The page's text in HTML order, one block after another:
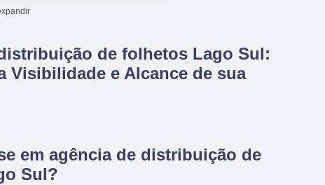
de folhetos Lago Sul:
Visibilidade e Alcance de sua
em agência de distribuição de
Sul?